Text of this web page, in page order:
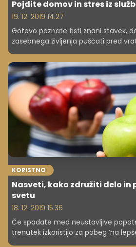
Pojdite domov in stres iz
19. 12. 2019 14.27
Gotovo poznate tisti znani stavek,
zasebnega življenja puščati pred
prav tam, v službi. A verjetno ni
zalotila pri premlevanju neprijetnih
izzivov ali odnosov na delovnem
pogosto, lahko začne močno
kakovost življenja in ne nazadnje
je osvojiti mehanizme, s katerimi se
nepotrebnemu stresu, in uspešno
življenja.
KORISTNO
Nasveti, kako združiti delo in
svetu
18. 12. 2019 15.36
Če spadate med neustavljive
trenutek izkoristijo za pobeg ’na